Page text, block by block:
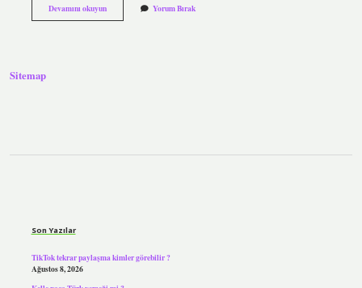
Devamını okuyunIngilizce
1000
Yorum Bırak
Sitemap
Son Yazılar
TikTok tekrar paylaşma kimler görebilir ?
Ağustos 8, 2026